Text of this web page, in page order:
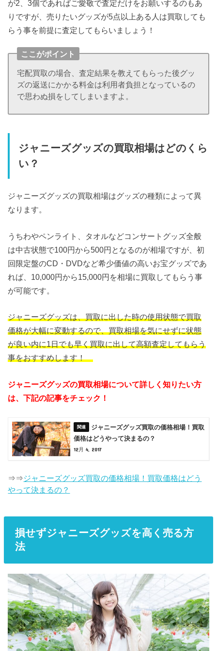
が2、3個であればご愛敬で査定だけをお願いするのもあ
りですが、売りたいグッズが5点以上ある人は買取しても
らう事を前提に査定してもらいましょう！
ここがポイント
宅配買取の場合、査定結果を教えてもらった後グッ
ズの返送にかかる料金は利用者負担となっているの
で思わぬ損をしてしまいますよ。
ジャニーズグッズの買取相場はどのくら
い？
ジャニーズグッズの買取相場はグッズの種類によって異
なります。
うちわやペンライト、タオルなどコンサートグッズ全般
は中古状態で100円から500円となるのが相場ですが、初
回限定盤のCD・DVDなど希少価値の高いお宝グッズであ
れば、10,000円から15,000円を相場に買取してもらう事
が可能です。
ジャニーズグッズは、買取に出した時の使用状態で買取
価格が大幅に変動するので、買取相場を気にせずに状態
が良い内に1日でも早く買取に出して高額査定してもらう
事をおすすめします！
ジャニーズグッズの買取相場について詳しく知りたい方
は、下記の記事をチェック！
ジャニーズグッズ買取の価格相場！買取
価格はどうやって決まるの？
12月 4, 2017
⇒⇒ジャニーズグッズ買取の価格相場！買取価格はどう
やって決まるの？
損せずジャニーズグッズを高く売る方
法